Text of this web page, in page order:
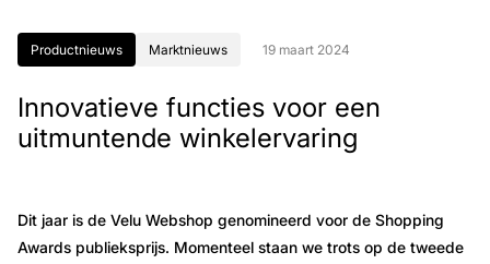
Productnieuws Marktnieuws 19 maart 2024
Innovatieve functies voor een
uitmuntende winkelervaring
Dit jaar is de Velu Webshop genomineerd voor de Shopping
Awards publieksprijs. Momenteel staan we trots op de tweede